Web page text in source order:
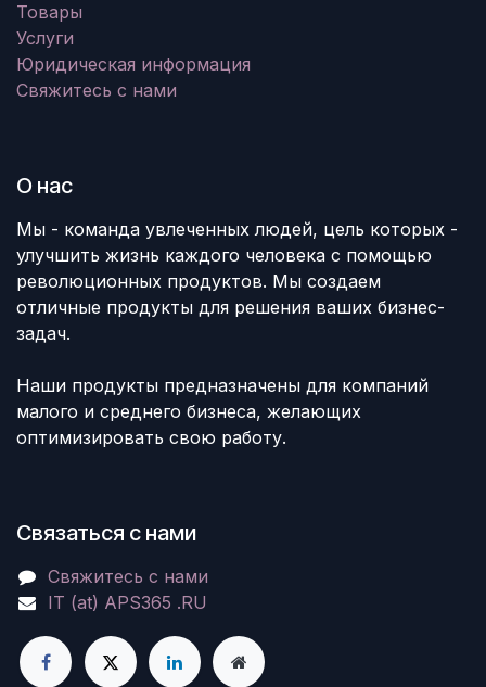
Товары
Услуги
Юридическая информация
Свяжитесь с нами
О нас
Мы - команда увлеченных людей, цель которых -
улучшить жизнь каждого человека с помощью
революционных продуктов. Мы создаем
отличные продукты для решения ваших бизнес-
задач.
Наши продукты предназначены для компаний
малого и среднего бизнеса, желающих
оптимизировать свою работу.
Связаться с нами
Свяжитесь с нами
IT (at) APS365 .RU